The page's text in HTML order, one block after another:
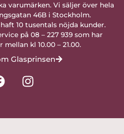
varumärken. Vi säljer över hela
46B i Stockholm.
10 tusentals nöjda kunder.
på 08 – 227 939 som har
mellan kl 10.00 – 21.00.
Glasprinsen
a
I
n